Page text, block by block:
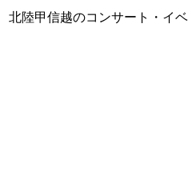
北陸甲信越のコンサート・イ